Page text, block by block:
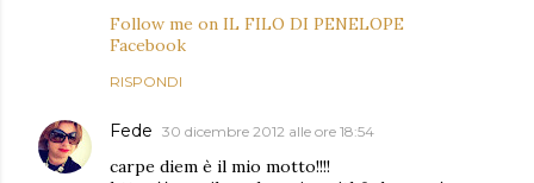
Follow me on IL FILO DI PENELOPE
Facebook
RISPONDI
Fede 30 dicembre 2012 alle ore 18:54
carpe diem è il mio motto!!!!